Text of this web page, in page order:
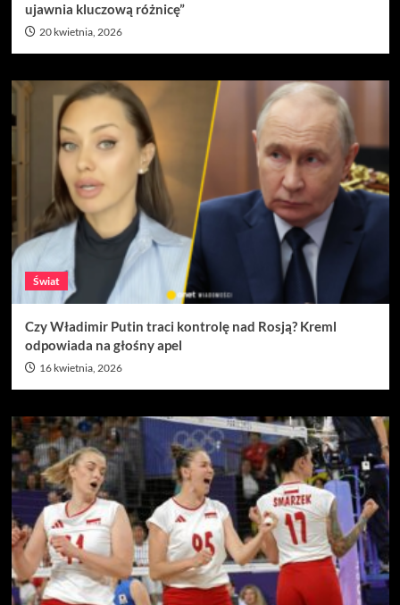
ujawnia kluczową różnicę”
20 kwietnia, 2026
Świat
Czy Władimir Putin traci kontrolę nad Rosją? Kreml
odpowiada na głośny apel
16 kwietnia, 2026